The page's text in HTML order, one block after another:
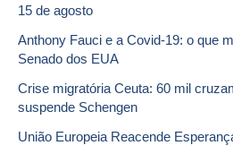
15 de agosto
Anthony Fauci e a Covid-19: o que
Senado dos EUA
Crise migratória Ceuta: 60 mil
suspende Schengen
União Europeia Reacende